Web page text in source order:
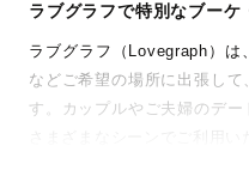
ラブグラフで特別なブーケ
ラブグラフ（Lovegraph）は
などご希望の場所に出張し
す。カップルやご夫婦のデー